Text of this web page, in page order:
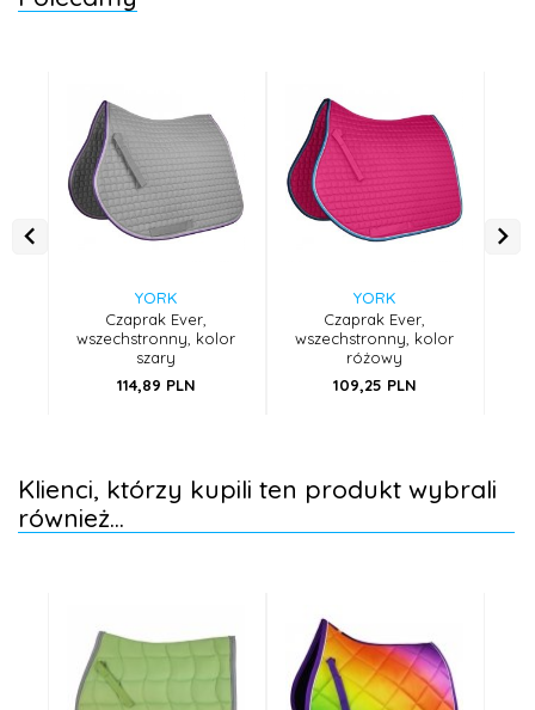
YORK
Czaprak Ever,
wszechstronny, kolor
szary
114,89 PLN
YORK
Czaprak Ever,
wszechstronny, kolor
różowy
109,25 PLN
Klienci, którzy kupili ten produkt wybrali
również...